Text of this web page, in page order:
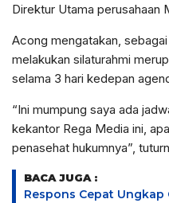
Direktur Utama perusahaan
Acong mengatakan,
melakukan silaturahmi
selama 3 hari kedepan
“Ini mumpung saya ada
kekantor Rega Media ini,
penasehat hukumnya”,
BACA JUGA :
Respons Cepat Ungkap